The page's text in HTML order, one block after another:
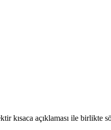
kısaca açıklaması ile